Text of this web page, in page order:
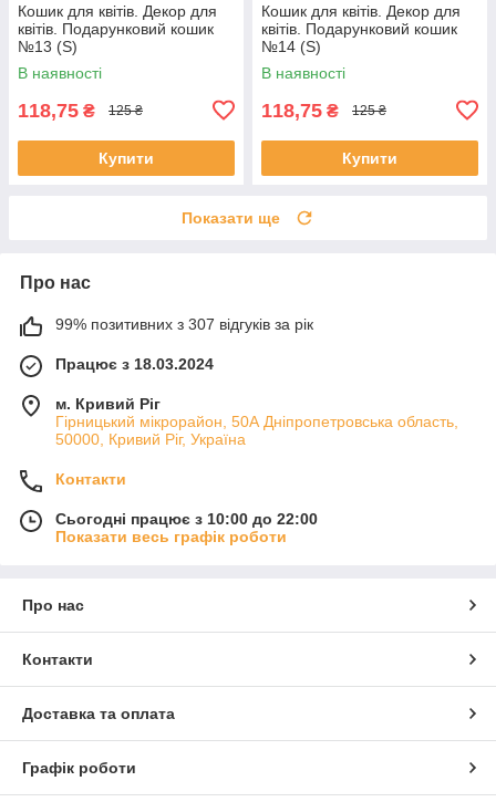
Кошик для квітів. Декор для
квітів. Подарунковий кошик
№13 (S)
В наявності
118,75 ₴ 125 ₴
Купити
Кошик для квітів. Декор для
квітів. Подарунковий кошик
№14 (S)
В наявності
118,75 ₴ 125 ₴
Купити
Показати ще
Про нас
99% позитивних з 307 відгуків за рік
Працює з 18.03.2024
м. Кривий Ріг
Гірницький мікрорайон, 50А Дніпропетровська область,
50000, Кривий Ріг, Україна
Контакти
Сьогодні працює з 10:00 до 22:00
Показати весь графік роботи
Про нас
Контакти
Доставка та оплата
Графік роботи